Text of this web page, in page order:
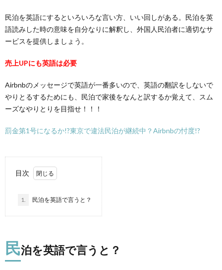
民泊を英語にするといろいろな言い方、いい回しがある。民泊を英
語読みした時の意味を自分なりに解釈し、外国人民泊者に適切なサ
ービスを提供しましょう。
売上UPにも英語は必要
Airbnbのメッセージで英語が一番多いので、英語の翻訳をしないで
やりとるするためにも、民泊で家後をなんと訳するか覚えて、スム
ーズなやりとりを目指せ！！！
罰金第1号になるか!?東京で違法民泊が継続中？Airbnbの忖度!?
目次
1. 民泊を英語で言うと？
民泊を英語で言うと？